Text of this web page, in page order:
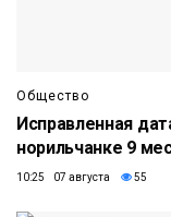
Общество
Исправленная
норильчанке 9
10:25 07 августа 55